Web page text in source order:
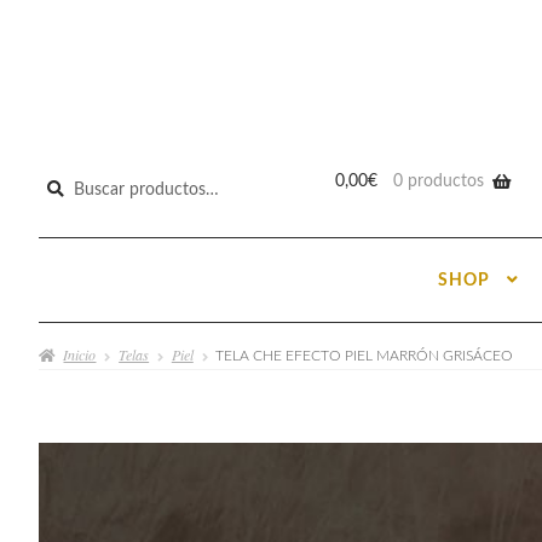
Buscar
0,00€ 0 productos
SHOP
Inicio Telas Piel TELA CHE EFECTO PIEL MARRÓN GRISÁCEO